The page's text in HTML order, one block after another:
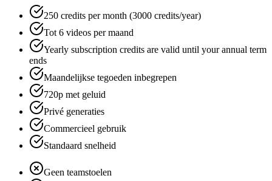
250 credits per month (3000 credits/year)
Tot 6 videos per maand
Yearly subscription credits are valid until your annual term
ends
Maandelijkse tegoeden inbegrepen
720p met geluid
Privé generaties
Commercieel gebruik
Standaard snelheid
Geen teamstoelen